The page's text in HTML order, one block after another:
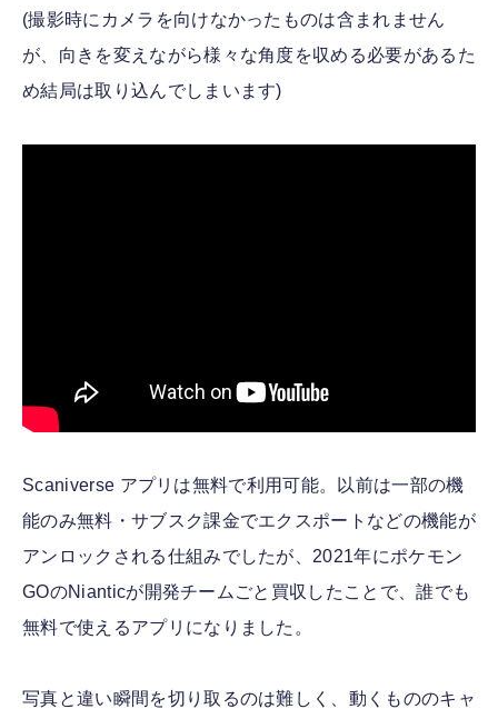
(撮影時にカメラを向けなかったものは含まれません
が、向きを変えながら様々な角度を収める必要があるた
め結局は取り込んでしまいます)
ガウシアンスプラット対応前のチュートリアル動画
Scaniverse アプリは無料で利用可能。以前は一部の機
能のみ無料・サブスク課金でエクスポートなどの機能が
アンロックされる仕組みでしたが、2021年にポケモン
GOのNianticが開発チームごと買収したことで、誰でも
無料で使えるアプリになりました。
写真と違い瞬間を切り取るのは難しく、動くもののキャ